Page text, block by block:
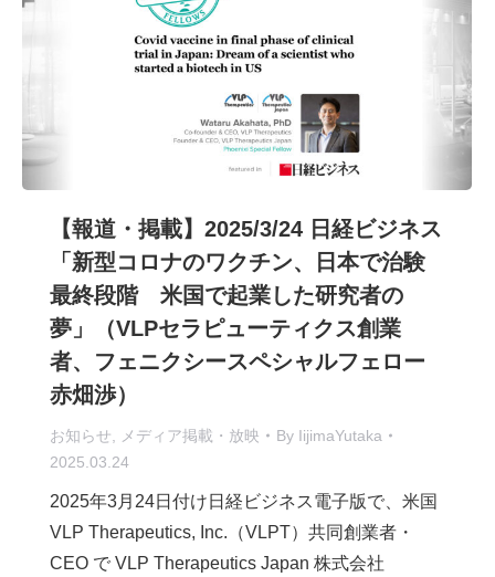
【報道・掲載】2025/3/24 日経ビジネス
「新型コロナのワクチン、日本で治験
最終段階 米国で起業した研究者の
夢」（VLPセラピューティクス創業
者、フェニクシースペシャルフェロー
赤畑渉）
お知らせ メディア掲載・放映 By IijimaYutaka
2025.03.24
2025年3月24日付け日経ビジネス電子版で、米国
VLP Therapeutics, Inc.（VLPT）共同創業者・
CEO で VLP Therapeutics Japan 株式会社